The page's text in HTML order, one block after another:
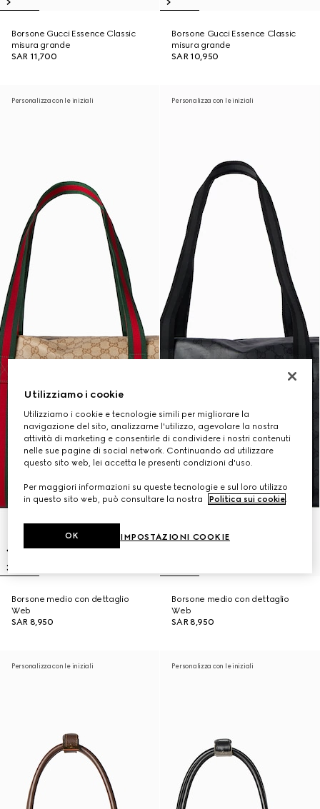
Borsone Gucci Essence Classic
misura grande
SAR 11,700
Borsone Gucci Essence Classic
misura grande
SAR 10,950
Personalizza con le iniziali
Borsone medio con dettaglio
Web
SAR 8,950
Personalizza con le iniziali
Borsone medio con dettaglio
Web
SAR 8,950
Personalizza con le iniziali Personalizza con le iniziali
Utilizziamo i cookie
Utilizziamo i cookie e tecnologie simili per migliorare la
navigazione del sito, analizzarne l'utilizzo, agevolare la nostra
attività di marketing e consentirle di condividere i nostri contenuti
nelle sue pagine di social network. Continuando ad utilizzare
questo sito web, lei accetta le presenti condizioni d'uso.
Per maggiori informazioni su queste tecnologie e sul loro utilizzo
in questo sito web, può consultare la nostra
Politica sui cookie.
IMPOSTAZIONI COOKIE
OK